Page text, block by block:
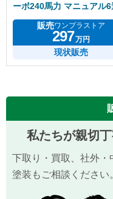
ーボ240馬力 マニュアル6
積載2.3トン
販売ワンプラストア
297万円
現状販売
私たちが親切
下取り・買取、社外・
塗装もご相談ください